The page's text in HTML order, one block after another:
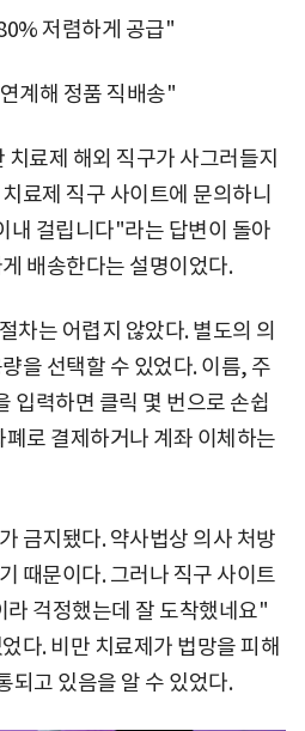
저렴하게 공급"
계해 정품 직배송"
료제 해외 직구가 사그러들지
료제 직구 사이트에 문의하니
내 걸립니다"라는 답변이 돌아
배송한다는 설명이었다.
차는 어렵지 않았다. 별도의 의
을 선택할 수 있었다. 이름, 주
입력하면 클릭 몇 번으로 손쉽
로 결제하거나 계좌 이체하는
금지됐다. 약사법상 의사 처방
때문이다. 그러나 직구 사이트
걱정했는데 잘 도착했네요"
다. 비만 치료제가 법망을 피해
되고 있음을 알 수 있었다.